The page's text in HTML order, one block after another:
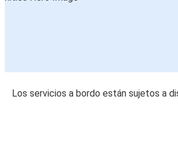
Los servicios a bordo están sujetos a